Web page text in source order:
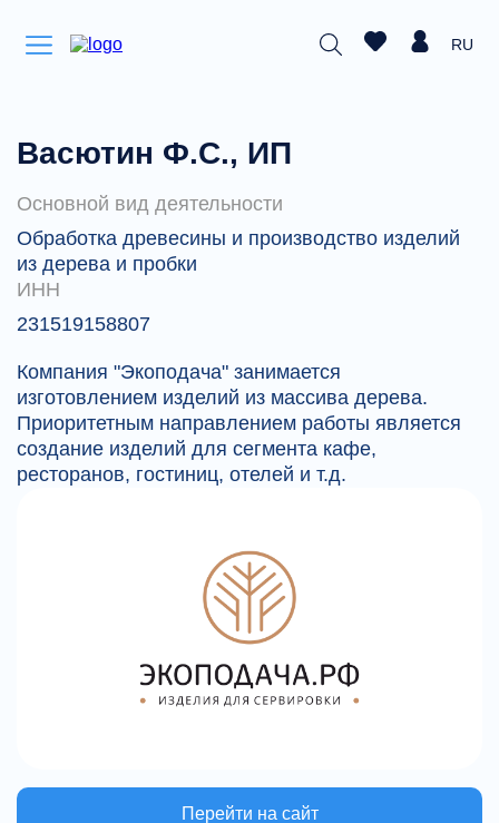
RU
Перейти на сайт
Васютин Ф.С., ИП
Основной вид деятельности
Обработка древесины и производство изделий
из дерева и пробки
ИНН
231519158807
Компания "Экоподача" занимается
изготовлением изделий из массива дерева.
Приоритетным направлением работы является
создание изделий для сегмента кафе,
ресторанов, гостиниц, отелей и т.д.